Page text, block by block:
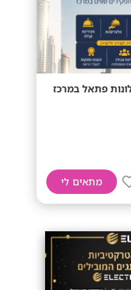
פתאל במרכז
מתאים לי